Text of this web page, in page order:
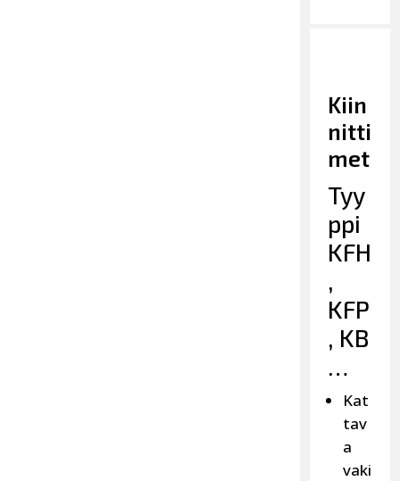
Kiin
nitti
met
Tyy
ppi
KFH
,
KFP
, KB
…
Kat
tav
a
vaki